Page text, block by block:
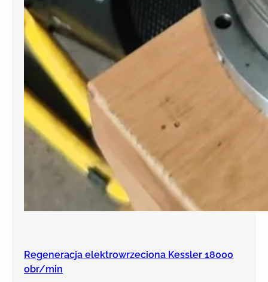
Regeneracja elektrowrzeciona Kessler 18000
obr/min